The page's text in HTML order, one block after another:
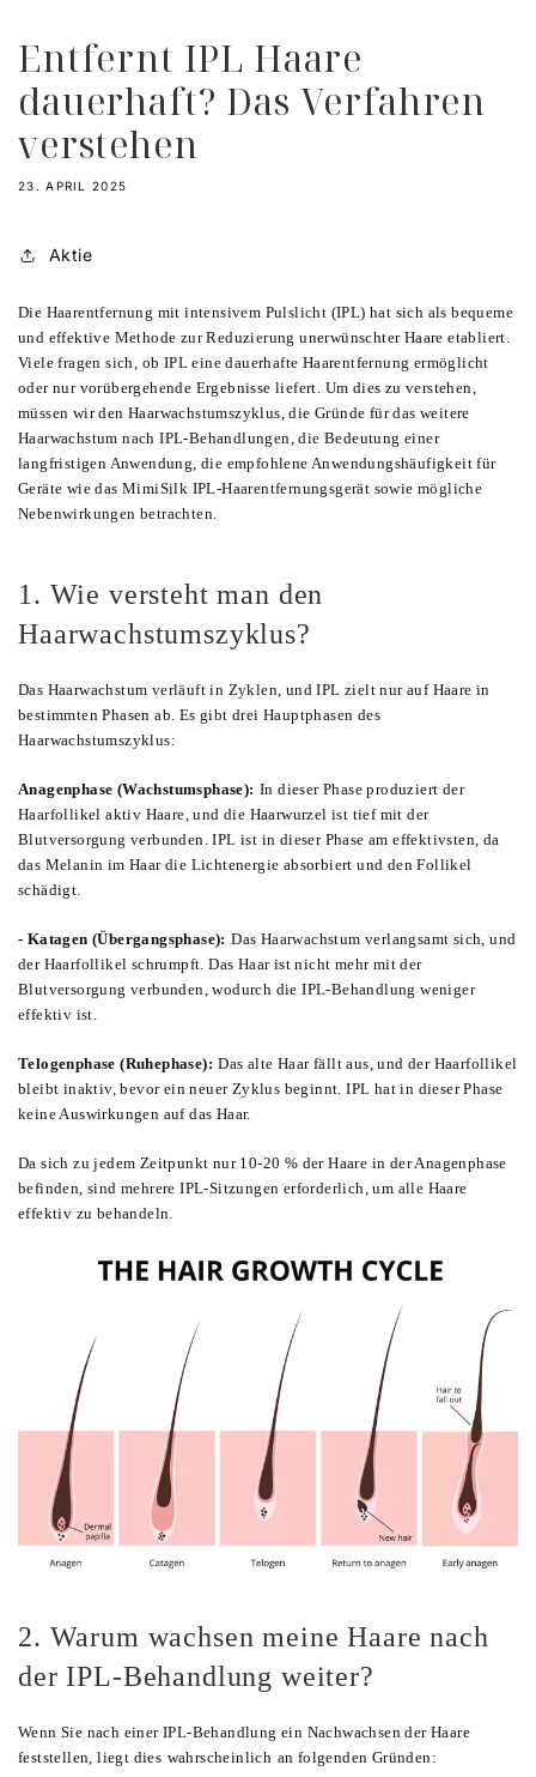
Entfernt IPL Haare
dauerhaft? Das Verfahren
verstehen
23. APRIL 2025
Aktie
Die Haarentfernung mit intensivem Pulslicht (IPL) hat sich als bequeme
und effektive Methode zur Reduzierung unerwünschter Haare etabliert.
Viele fragen sich, ob IPL eine dauerhafte Haarentfernung ermöglicht
oder nur vorübergehende Ergebnisse liefert. Um dies zu verstehen,
müssen wir den Haarwachstumszyklus, die Gründe für das weitere
Haarwachstum nach IPL-Behandlungen, die Bedeutung einer
langfristigen Anwendung, die empfohlene Anwendungshäufigkeit für
Geräte wie das MimiSilk IPL-Haarentfernungsgerät sowie mögliche
Nebenwirkungen betrachten.
1. Wie versteht man den
Haarwachstumszyklus?
Das Haarwachstum verläuft in Zyklen, und IPL zielt nur auf Haare in
bestimmten Phasen ab. Es gibt drei Hauptphasen des
Haarwachstumszyklus:
Anagenphase (Wachstumsphase): In dieser Phase produziert der
Haarfollikel aktiv Haare, und die Haarwurzel ist tief mit der
Blutversorgung verbunden. IPL ist in dieser Phase am effektivsten, da
das Melanin im Haar die Lichtenergie absorbiert und den Follikel
schädigt.
- Katagen (Übergangsphase): Das Haarwachstum verlangsamt sich, und
der Haarfollikel schrumpft. Das Haar ist nicht mehr mit der
Blutversorgung verbunden, wodurch die IPL-Behandlung weniger
effektiv ist.
Telogenphase (Ruhephase): Das alte Haar fällt aus, und der Haarfollikel
bleibt inaktiv, bevor ein neuer Zyklus beginnt. IPL hat in dieser Phase
keine Auswirkungen auf das Haar.
Da sich zu jedem Zeitpunkt nur 10-20 % der Haare in der Anagenphase
befinden, sind mehrere IPL-Sitzungen erforderlich, um alle Haare
effektiv zu behandeln.
2. Warum wachsen meine Haare nach
der IPL-Behandlung weiter?
Wenn Sie nach einer IPL-Behandlung ein Nachwachsen der Haare
feststellen, liegt dies wahrscheinlich an folgenden Gründen: